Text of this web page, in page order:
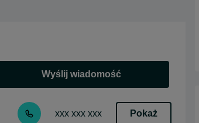
Wyślij wiadomość
xxx xxx xxx Pokaż